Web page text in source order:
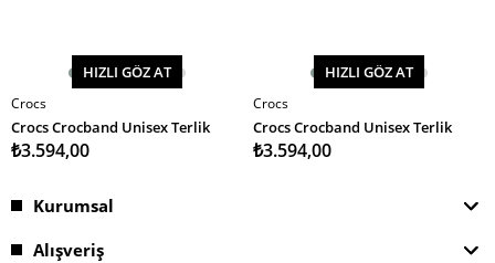
SEPETE EKLE
HIZLI GÖZ AT
Crocs
Crocs Crocband Unisex Terlik
₺3.594,00
SEPETE EKLE
HIZLI GÖZ AT
Crocs
Crocs Crocband Unisex Terlik
₺3.594,00
Kurumsal
Alışveriş